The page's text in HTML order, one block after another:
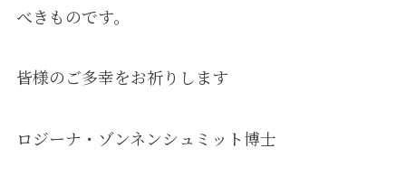
べきものです。
皆様のご多幸をお祈りします
ロジーナ・ゾンネンシュミット博士